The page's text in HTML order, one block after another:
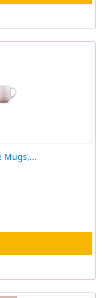
Mugs,...